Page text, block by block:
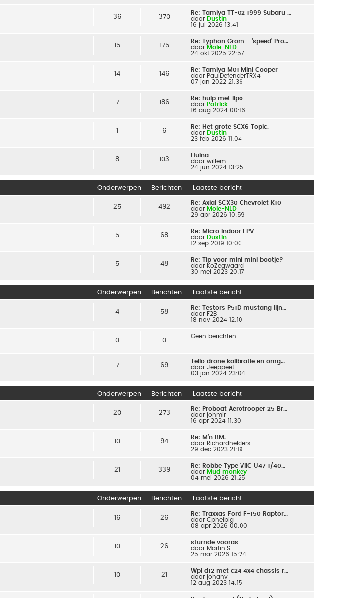
36 370
Re: Tamiya TT-02 1999 Subaru …
door Dustin
16 jul 2026 13:41
15 175
Re: Typhon Grom - 'speed' Pro…
door Mole-NLD
24 okt 2025 22:57
14 146
Re: Tamiya M01 Mini Cooper
door PaulDefenderTRX4
07 jan 2022 21:36
7 186
Re: hulp met lipo
door Patrick
16 aug 2024 00:16
1 6
Re: Het grote SCX6 Topic.
door Dustin
23 feb 2026 11:04
8 103
Huina
door willem
24 jun 2024 13:25
Onderwerpen Berichten Laatste bericht
25 492
Re: Axial SCX30 Chevrolet K10
door Mole-NLD
29 apr 2026 10:59
5 68
Re: Micro indoor FPV
door Dustin
12 sep 2019 10:00
5 48
Re: Tip voor mini mini bootje?
door KoZegwaard
30 mei 2023 20:17
Onderwerpen Berichten Laatste bericht
4 58
Re: Testors P51D mustang lijn…
door F2B
18 nov 2024 12:10
0 0
Geen berichten
7 69
Tello drone kalibratie en omg…
door Jeeppeet
03 jan 2024 23:04
Onderwerpen Berichten Laatste bericht
20 273
Re: Proboat Aerotrooper 25 Br…
door johmir
16 apr 2024 11:30
10 94
Re: M’n BM.
door Richardhelders
29 dec 2023 21:19
21 339
Re: Robbe Type VIIC U47 1/40…
door Mud monkey
04 mei 2026 21:25
Onderwerpen Berichten Laatste bericht
16 26
Re: Traxxas Ford F-150 Raptor…
door Cphelbig
08 apr 2026 00:00
10 26
sturnde vooras
door Martin.S
25 mar 2026 15:24
10 21
Wpl d12 met c24 4x4 chassis r…
door johanv
12 aug 2023 14:15